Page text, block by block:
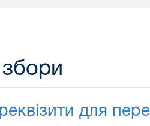
збори
реквізити для